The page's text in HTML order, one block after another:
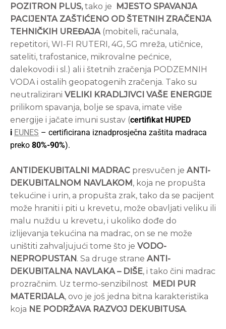
POZITRON PLUS,tako je MJESTO SPAVANJA
PACIJENTA ZAŠTIĆENO OD ŠTETNIH ZRAČENJA
TEHNIČKIH UREĐAJA (mobiteli, računala,
repetitori, WI-FI RUTERI, 4G, 5G mreža, utičnice,
sateliti, trafostanice, mikrovalne pećnice,
dalekovodi i sl.) ali i štetnih zračenja PODZEMNIH
VODA i ostalih geopatogenih zračenja. Tako su
neutralizirani VELIKI KRADLJIVCI VAŠE ENERGIJE
prilikom spavanja, bolje se spava, imate više
energije i jačate imuni sustav (certifikat HUPED
i EUNES – certificirana iznadprosječna zaštita madraca
preko 80%-90%).
ANTIDEKUBITALNI MADRAC presvučen je ANTI-
DEKUBITALNOM NAVLAKOM , koja ne propušta
tekućine i urin, a propušta zrak, tako da se pacijent
može hraniti i piti u krevetu, može obavljati veliku ili
malu nuždu u krevetu, i ukoliko dođe do
izlijevanja tekućina na madrac, on se ne može
uništiti zahvaljujući tome što je VODO-
NEPROPUSTAN . Sa druge strane ANTI-
DEKUBITALNA NAVLAKA – DIŠE, i tako čini madrac
prozračnim. Uz termo-senzibilnost
MEDI PUR
MATERIJALA, ovo je još jedna bitna karakteristika
koja NE PODRŽAVA RAZVOJ DEKUBITUSA.